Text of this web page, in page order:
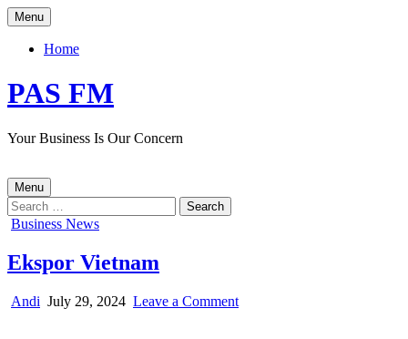
Skip
to
content
Menu
Home
PAS FM
Your Business Is Our Concern
Menu
Search
for:
Posted
Business News
Ekspor Vietnam
Author:
Andi
Published
July 29, 2024 Leave a Commenton